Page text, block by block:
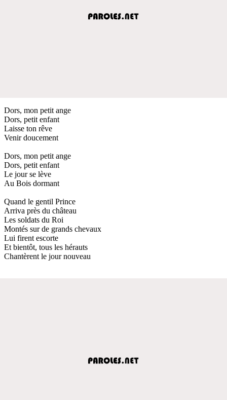
Dors, mon petit ange
Dors, petit enfant
Laisse ton rêve
Venir doucement
Dors, mon petit ange
Dors, petit enfant
Le jour se lève
Au Bois dormant
Quand le gentil Prince
Arriva près du château
Les soldats du Roi
Montés sur de grands chevaux
Lui firent escorte
Et bientôt, tous les hérauts
Chantèrent le jour nouveau